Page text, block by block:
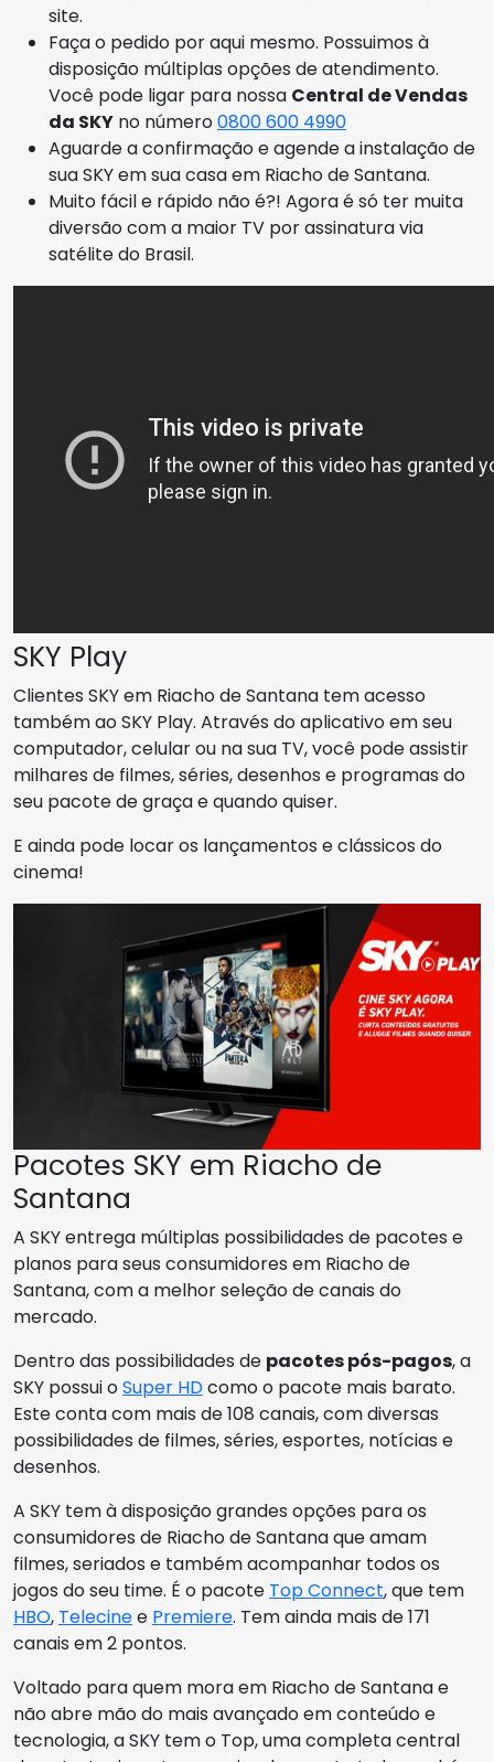
site.
Faça o pedido por aqui mesmo. Possuimos à
disposição múltiplas opções de atendimento.
Você pode ligar para nossa Central de Vendas
da SKY no número0800 600 4990
Aguarde a confirmação e agende a instalação de
sua SKY em sua casa em Riacho de Santana.
Muito fácil e rápido não é?! Agora é só ter muita
diversão com a maior TV por assinatura via
satélite do Brasil.
SKY Play
Clientes SKY em Riacho de Santana tem acesso
também ao SKY Play. Através do aplicativo em seu
computador, celular ou na sua TV, você pode assistir
milhares de filmes, séries, desenhos e programas do
seu pacote de graça e quando quiser.
E ainda pode locar os lançamentos e clássicos do
cinema!
Pacotes SKY em Riacho de
Santana
A SKY entrega múltiplas possibilidades de pacotes e
planos para seus consumidores em Riacho de
Santana, com a melhor seleção de canais do
mercado.
Dentro das possibilidades de pacotes pós-pagos, a
SKY possui oSuper HDcomo o pacote mais barato.
Este conta com mais de 108 canais, com diversas
possibilidades de filmes, séries, esportes, notícias e
desenhos.
A SKY tem à disposição grandes opções para os
consumidores de Riacho de Santana que amam
filmes, seriados e também acompanhar todos os
jogos do seu time. É o pacote Top Connect, que tem
HBO, Telecinee Premiere. Tem ainda mais de 171
canais em 2 pontos.
Voltado para quem mora em Riacho de Santana e
não abre mão do mais avançado em conteúdo e
tecnologia, a SKY tem o Top, uma completa central